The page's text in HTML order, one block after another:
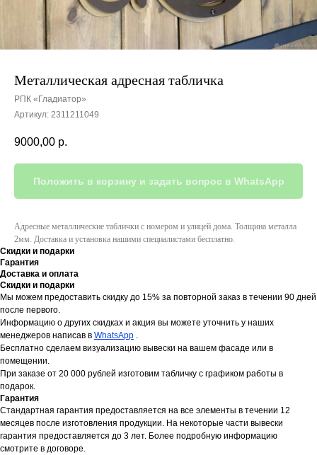
Металлическая адресная табличка
РПК «Гладиатор»
Артикул: 2311211049
9000,00 р.
Положить в корзину и задать вопрос в WhatsApp
Адресные металлические таблички с номером и улицей дома. Толщина металла
2мм. Доставка и установка нашими специалистами бесплатно.
Скидки и подарки
Гарантия
Доставка и оплата
Скидки и подарки
Мы можем предоставить скидку до 15% за повторной заказ в течении 90 дней
после первого.
Информацию о других скидках и акция вы можете уточнить у наших
менеджеров написав в WhatsApp .
Бесплатно сделаем визуализацию вывески на вашем фасаде или в
помещении.
При заказе от 20 000 рублей изготовим табличку с графиком работы в
подарок.
Гарантия
Стандартная гарантия предоставляется на все элементы в течении 12
месяцев после изготовления продукции. На некоторые части вывески
гарантия предоставляется до 3 лет. Более подробную информацию
смотрите в договоре.